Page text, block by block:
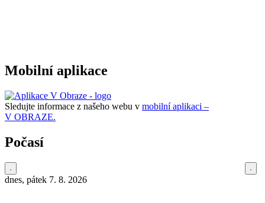
Mobilní aplikace
Sledujte informace z našeho webu v mobilní aplikaci –
V OBRAZE.
Počasí
dnes, pátek 7. 8. 2026